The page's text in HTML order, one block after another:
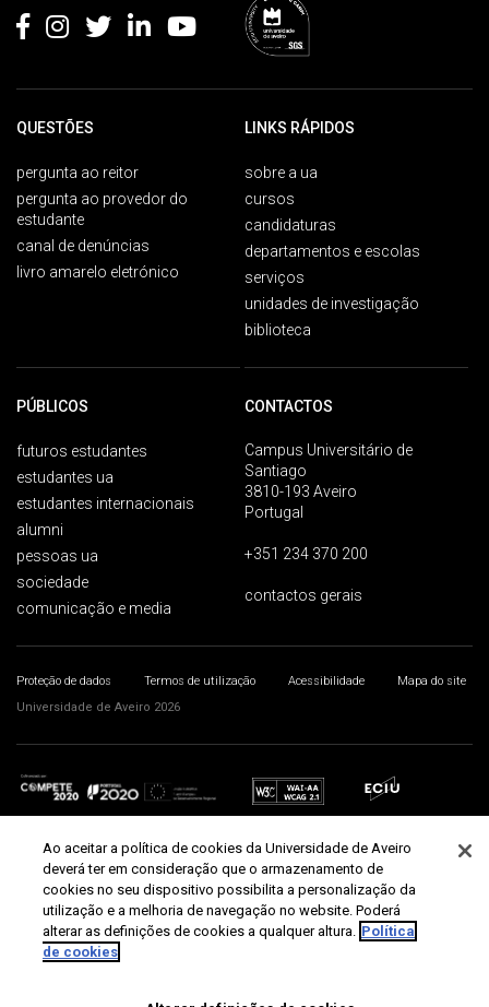
QUESTÕES
pergunta ao reitor
pergunta ao provedor do
estudante
canal de denúncias
livro amarelo eletrónico
LINKS RÁPIDOS
sobre a ua
cursos
candidaturas
departamentos e escolas
serviços
unidades de investigação
biblioteca
PÚBLICOS
futuros estudantes
estudantes ua
estudantes internacionais
alumni
pessoas ua
sociedade
comunicação e media
CONTACTOS
Campus Universitário de
Santiago
3810-193 Aveiro
Portugal
+351 234 370 200
contactos gerais
Proteção de dados Termos de utilização Acessibilidade
Mapa do site
Universidade de Aveiro 2026
Ao aceitar a política de cookies da Universidade de Aveiro
deverá ter em consideração que o armazenamento de
cookies no seu dispositivo possibilita a personalização da
utilização e a melhoria de navegação no website. Poderá
alterar as definições de cookies a qualquer altura. Política
de cookies